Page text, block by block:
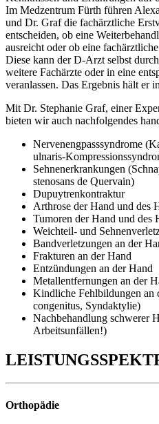
Im Medzentrum Fürth führen
und Dr. Graf die fachärztliche
entscheiden, ob eine
ausreicht oder ob eine
Diese kann der D-Arzt selbst
weitere Fachärzte oder in eine
veranlassen. Das Ergebnis hält er
Mit Dr. Stephanie Graf, einer
bieten wir auch nachfolgendes
Nervenengpasssyndrome
ulnaris-
Sehnenerkrankungen
stenosans de Quervain)
Dupuytrenkontraktur
Arthrose der Hand und des
Tumoren der Hand und des
Weichteil- und
Bandverletzungen an der
Frakturen an der Hand
Entzündungen an der Hand
Metallentfernungen an der
Kindliche Fehlbildungen an
congenitus, Syndaktylie)
Nachbehandlung schwerer
Arbeitsunfällen!)
Orthopädie